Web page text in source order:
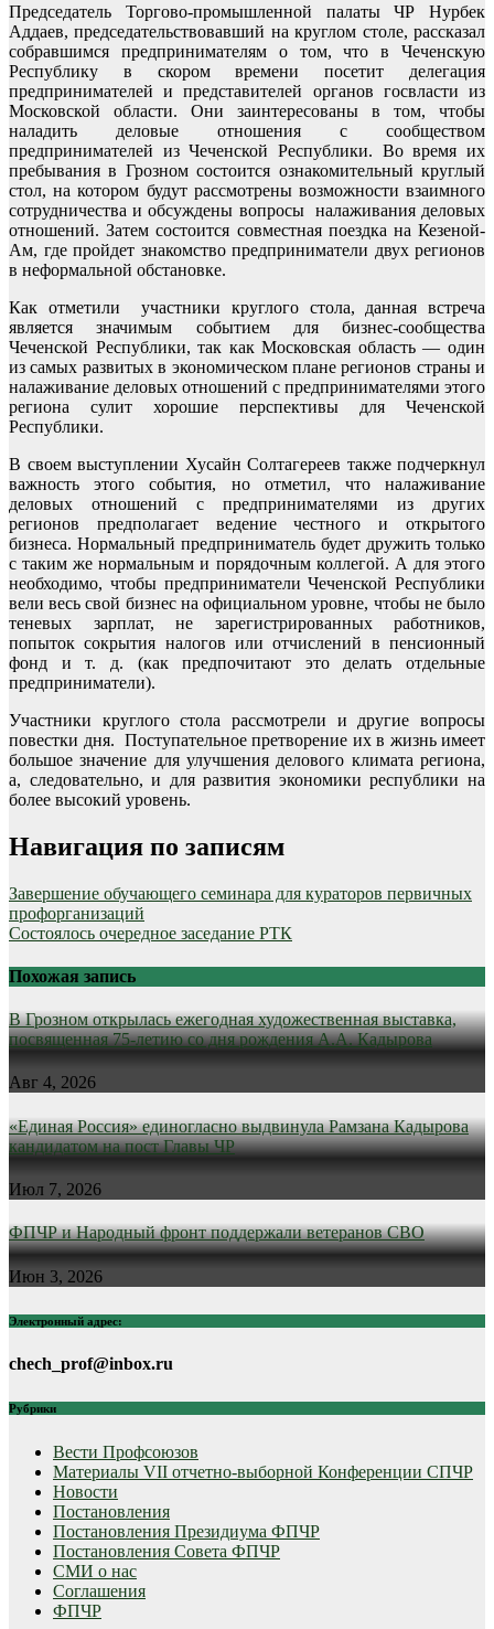
Председатель Торгово-промышленной палаты ЧР Нурбек
Аддаев, председательствовавший на круглом столе, рассказал
собравшимся предпринимателям о том, что в Чеченскую
Республику в скором времени посетит делегация
предпринимателей и представителей органов госвласти из
Московской области. Они заинтересованы в том, чтобы
наладить деловые отношения с сообществом
предпринимателей из Чеченской Республики. Во время их
пребывания в Грозном состоится ознакомительный круглый
стол, на котором будут рассмотрены возможности взаимного
сотрудничества и обсуждены вопросы налаживания деловых
отношений. Затем состоится совместная поездка на Кезеной-
Ам, где пройдет знакомство предприниматели двух регионов
в неформальной обстановке.
Как отметили участники круглого стола, данная встреча
является значимым событием для бизнес-сообщества
Чеченской Республики, так как Московская область — один
из самых развитых в экономическом плане регионов страны и
налаживание деловых отношений с предпринимателями этого
региона сулит хорошие перспективы для Чеченской
Республики.
В своем выступлении Хусайн Солтагереев также подчеркнул
важность этого события, но отметил, что налаживание
деловых отношений с предпринимателями из других
регионов предполагает ведение честного и открытого
бизнеса. Нормальный предприниматель будет дружить только
с таким же нормальным и порядочным коллегой. А для этого
необходимо, чтобы предприниматели Чеченской Республики
вели весь свой бизнес на официальном уровне, чтобы не было
теневых зарплат, не зарегистрированных работников,
попыток сокрытия налогов или отчислений в пенсионный
фонд и т. д. (как предпочитают это делать отдельные
предприниматели).
Участники круглого стола рассмотрели и другие вопросы
повестки дня. Поступательное претворение их в жизнь имеет
большое значение для улучшения делового климата региона,
а, следовательно, и для развития экономики республики на
более высокий уровень.
Навигация по записям
Завершение обучающего семинара для кураторов первичных
профорганизаций
Состоялось очередное заседание РТК
Похожая запись
В Грозном открылась ежегодная художественная выставка,
посвященная 75-летию со дня рождения А.А. Кадырова
Авг 4, 2026
«Единая Россия» единогласно выдвинула Рамзана Кадырова
кандидатом на пост Главы ЧР
Июл 7, 2026
ФПЧР и Народный фронт поддержали ветеранов СВО
Июн 3, 2026
Электронный адрес:
chech_prof@inbox.ru
Рубрики
Вести Профсоюзов
Материалы VII отчетно-выборной Конференции СПЧР
Новости
Постановления
Постановления Президиума ФПЧР
Постановления Совета ФПЧР
СМИ о нас
Соглашения
ФПЧР